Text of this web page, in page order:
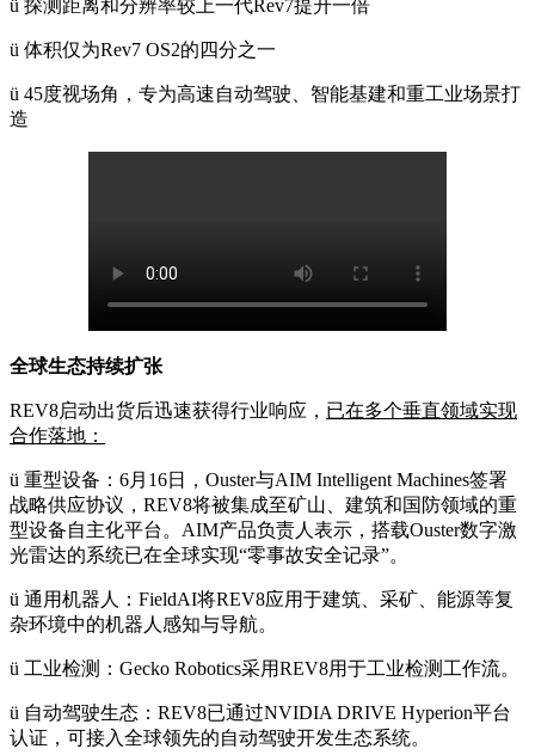
ü 探测距离和分辨率较上一代Rev7提升一倍
ü 体积仅为Rev7 OS2的四分之一
ü 45度视场角，专为高速自动驾驶、智能基建和重工业场景打
造
全球生态持续扩张
REV8启动出货后迅速获得行业响应， 已在多个垂直领域实现
合作落地：
ü 重型设备：6月16日，Ouster与AIM Intelligent Machines签署
战略供应协议，REV8将被集成至矿山、建筑和国防领域的重
型设备自主化平台。AIM产品负责人表示，搭载Ouster数字激
光雷达的系统已在全球实现“零事故安全记录”。
ü 通用机器人：FieldAI将REV8应用于建筑、采矿、能源等复
杂环境中的机器人感知与导航。
ü 工业检测：Gecko Robotics采用REV8用于工业检测工作流。
ü 自动驾驶生态：REV8已通过NVIDIA DRIVE Hyperion平台
认证，可接入全球领先的自动驾驶开发生态系统。